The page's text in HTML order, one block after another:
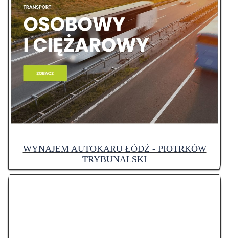
WYNAJEM AUTOKARU ŁÓDŹ - PIOTRKÓW
TRYBUNALSKI